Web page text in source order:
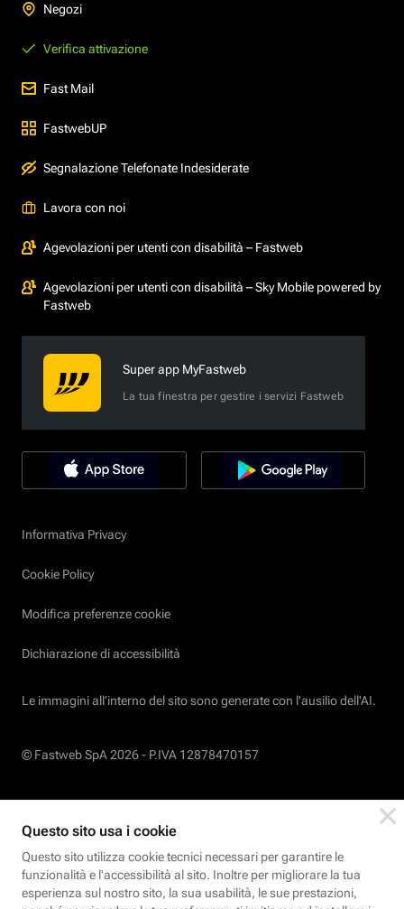
Negozi
Verifica attivazione
Fast Mail
FastwebUP
Segnalazione Telefonate Indesiderate
Lavora con noi
Agevolazioni per utenti con disabilità – Fastweb
Agevolazioni per utenti con disabilità – Sky Mobile powered by
Fastweb
Super app MyFastweb
La tua finestra per gestire i servizi Fastweb
Informativa Privacy
Cookie Policy
Modifica preferenze cookie
Dichiarazione di accessibilità
Le immagini all’interno del sito sono generate con l'ausilio dell'AI.
© Fastweb SpA 2026 - P.IVA 12878470157